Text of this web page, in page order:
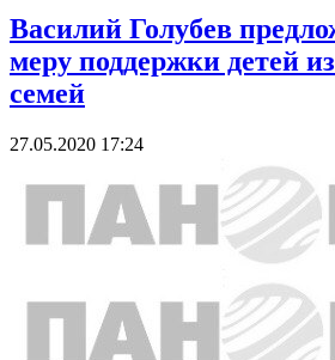
Василий Голубев
меру поддержки детей
семей
27.05.2020 17:24